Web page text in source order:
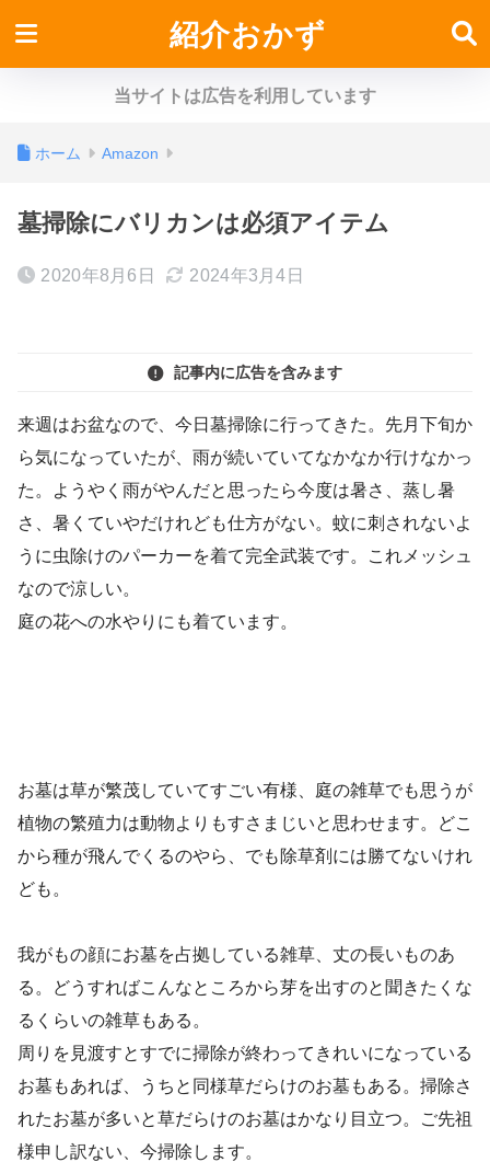
紹介おかず
当サイトは広告を利用しています
ホーム Amazon
墓掃除にバリカンは必須アイテム
2020年8月6日 2024年3月4日
記事内に広告を含みます
来週はお盆なので、今日墓掃除に行ってきた。先月下旬か
ら気になっていたが、雨が続いていてなかなか行けなかっ
た。ようやく雨がやんだと思ったら今度は暑さ、蒸し暑
さ、暑くていやだけれども仕方がない。蚊に刺されないよ
うに虫除けのパーカーを着て完全武装です。これメッシュ
なので涼しい。
庭の花への水やりにも着ています。
お墓は草が繁茂していてすごい有様、庭の雑草でも思うが
植物の繁殖力は動物よりもすさまじいと思わせます。どこ
から種が飛んでくるのやら、でも除草剤には勝てないけれ
ども。
我がもの顔にお墓を占拠している雑草、丈の長いものあ
る。どうすればこんなところから芽を出すのと聞きたくな
るくらいの雑草もある。
周りを見渡すとすでに掃除が終わってきれいになっている
お墓もあれば、うちと同様草だらけのお墓もある。掃除さ
れたお墓が多いと草だらけのお墓はかなり目立つ。ご先祖
様申し訳ない、今掃除します。